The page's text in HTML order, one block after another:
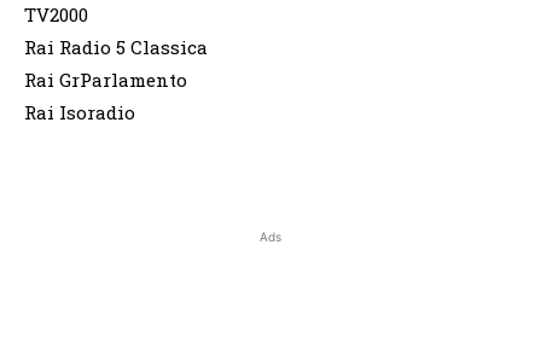
TV2000
Rai Radio 5 Classica
Rai GrParlamento
Rai Isoradio
Ads